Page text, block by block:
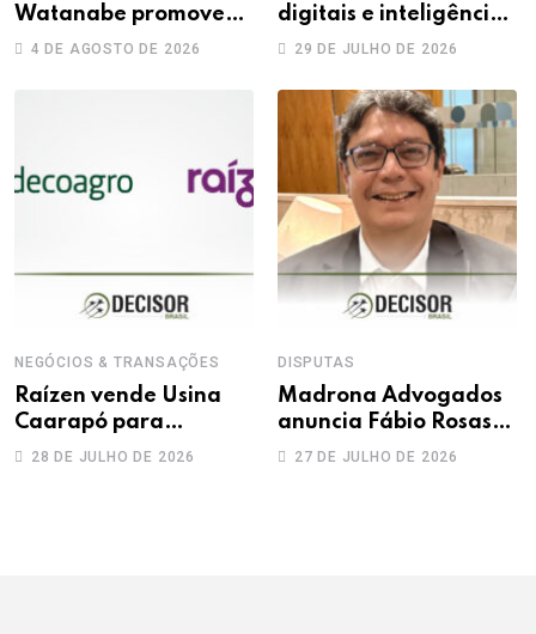
Watanabe promove
sete advogados a
4 DE AGOSTO DE 2026
digitais e inteligência
artificial: novos
da prova trabalhista
29 DE JULHO DE 2026
NEGÓCIOS & TRANSAÇÕES
Raízen vende Usina
Caarapó para
Adecoagro em
28 DE JULHO DE 2026
DISPUTAS
Madrona Advogados
anuncia Fábio Rosas
como novo sócio
27 DE JULHO DE 2026